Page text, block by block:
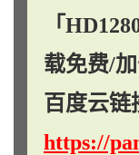
「
载免费/
百度云链
https://